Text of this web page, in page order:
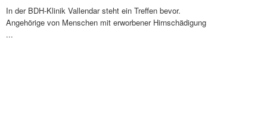
In der BDH-Klinik Vallendar steht ein Treffen bevor.
Angehörige von Menschen mit erworbener Hirnschädigung
...